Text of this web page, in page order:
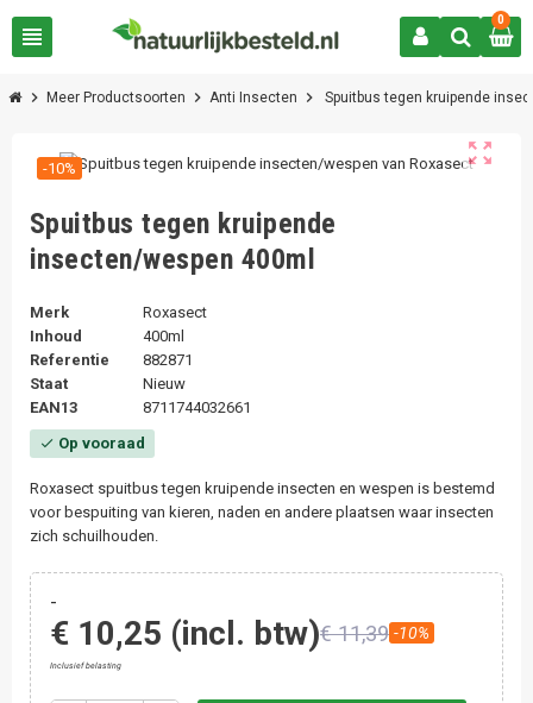
view_headline
0
chevron_right Meer Productsoorten chevron_right Anti Insecten chevron_right Spuitbus tegen kruipende
zoom_out_map
-10%
Spuitbus tegen kruipende
insecten/wespen 400ml
Merk
Roxasect
Inhoud
400ml
Referentie
882871
Staat
Nieuw
EAN13
8711744032661
check Op vooraad
Roxasect spuitbus tegen kruipende insecten en wespen is bestemd
voor bespuiting van kieren, naden en andere plaatsen waar insecten
zich schuilhouden.
-
€ 10,25 (incl. btw)€ 11,39 -10%
Inclusief belasting